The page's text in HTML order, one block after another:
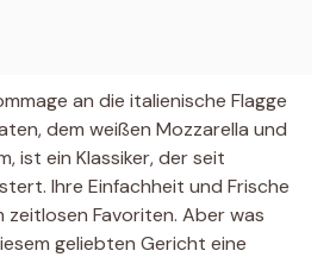
an die italienische Flagge
dem weißen Mozzarella und
ist ein Klassiker, der seit
Ihre Einfachheit und Frische
zeitlosen Favoriten. Aber was
geliebten Gericht eine